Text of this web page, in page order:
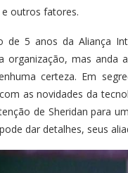
outros fatores.
de 5 anos da Aliança
organização, mas anda
certeza. Em
as novidades da
de Sheridan para
dar detalhes, seus